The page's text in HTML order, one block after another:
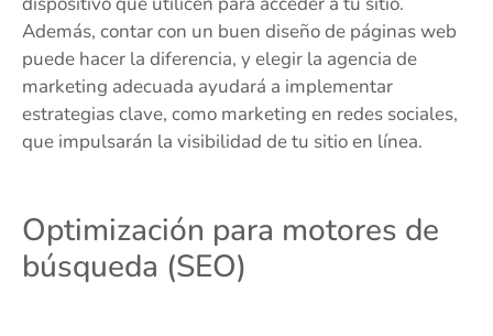
Además, contar con un buen diseño de páginas web
puede hacer la diferencia, y elegir la agencia de
marketing adecuada ayudará a implementar
estrategias clave, como marketing en redes sociales,
que impulsarán la visibilidad de tu sitio en línea.
Optimización para motores de
búsqueda (SEO)